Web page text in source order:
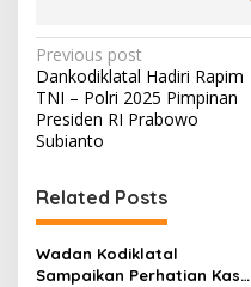
P
o
s
n
a
v
Previous post
Dankodiklatal Hadiri Rapim
TNI – Polri 2025 Pimpinan
Presiden RI Prabowo
Subianto
Related Posts
Wadan Kodiklatal
Sampaikan Perhatian Kasal